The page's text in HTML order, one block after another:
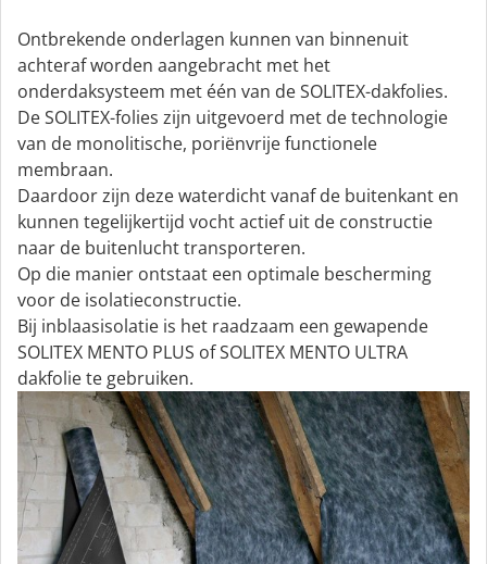
Ontbrekende onderlagen kunnen van binnenuit
achteraf worden aangebracht met het
onderdaksysteem met één van de SOLITEX-dakfolies.
De SOLITEX-folies zijn uitgevoerd met de technologie
van de monolitische, poriënvrije functionele
membraan.
Daardoor zijn deze waterdicht vanaf de buitenkant en
kunnen tegelijkertijd vocht actief uit de constructie
naar de buitenlucht transporteren.
Op die manier ontstaat een optimale bescherming
voor de isolatieconstructie.
Bij inblaas­isolatie is het raadzaam een gewapende
SOLITEX MENTO PLUS of SOLITEX MENTO ULTRA
dakfolie te gebruiken.